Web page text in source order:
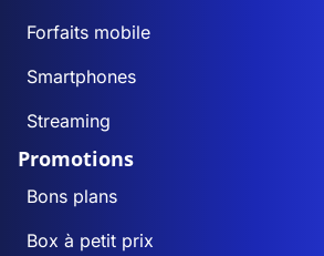
Forfaits mobile
Smartphones
Streaming
Promotions
Bons plans
Box à petit prix